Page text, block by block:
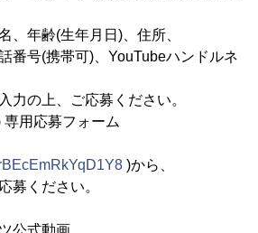
年月日)、住所、
)、YouTubeハンドルネ
ご応募ください。
フォーム
)から、
さい。
公式動画